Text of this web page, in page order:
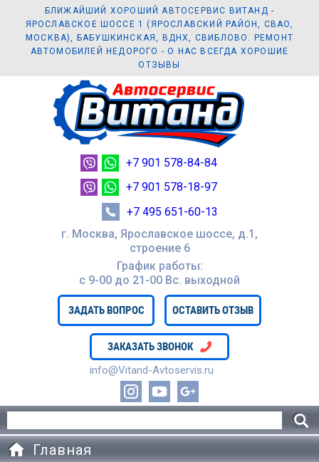
БЛИЖАЙШИЙ ХОРОШИЙ АВТОСЕРВИС ВИТАНД -
ЯРОСЛАВСКОЕ ШОССЕ 1 (ЯРОСЛАВСКИЙ РАЙОН, СВАО,
МОСКВА), БАБУШКИНСКАЯ, ВДНХ, СВИБЛОВО. РЕМОНТ
АВТОМОБИЛЕЙ НЕДОРОГО - О НАС ВСЕГДА ХОРОШИЕ
ОТЗЫВЫ
г. Москва, Ярославское шоссе, д.1,
строение 6
График работы:
с 9-00 до 21-00 Вc. выходной
ЗАДАТЬ ВОПРОС ОСТАВИТЬ ОТЗЫВ
ЗАКАЗАТЬ ЗВОНОК
info@Vitand-Avtoservis.ru
+7 901 578-84-84
+7 901 578-18-97
+7 495 651-60-13
Главная